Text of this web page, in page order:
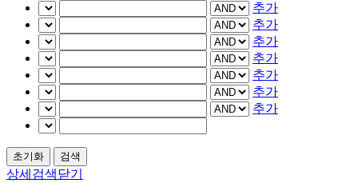
추가
추가
추가
추가
추가
추가
추가
상세검색닫기